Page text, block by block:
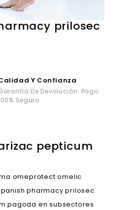
Y Confianza
De Devolución. Pago
Seguro
prilosec
pepticum
omeprotect omelic
pharmacy prilosec
pagoda en subsectores